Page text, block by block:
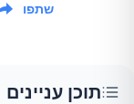
שתפו
תוכן עניינים